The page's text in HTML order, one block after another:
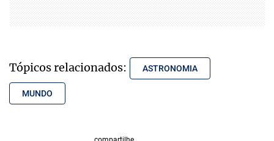
Tópicos relacionados: ASTRONOMIA
MUNDO